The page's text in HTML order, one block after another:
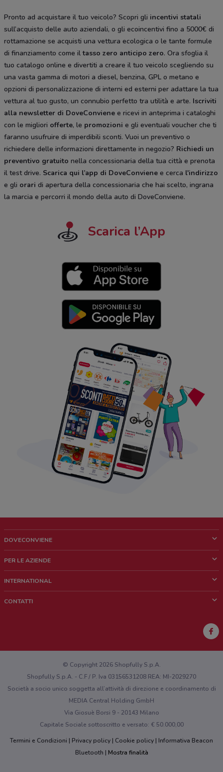
Pronto ad acquistare il tuo veicolo? Scopri gli incentivi statali
sull’acquisto delle auto aziendali, o gli ecoincentivi fino a 5000€ di
rottamazione se acquisti una vettura ecologica o le tante formule
di finanziamento come iltasso zero anticipo zero. Ora sfoglia il
tuo catalogo online e divertiti a creare il tuo veicolo scegliendo su
una vasta gamma di motori a diesel, benzina, GPL o metano e
opzioni di personalizzazione di interni ed esterni per adattare la tua
vettura al tuo gusto, un connubio perfetto tra utilità e arte. Iscriviti
alla newsletter di DoveConviene e ricevi in anteprima i cataloghi
con le migliori offerte, le promozioni e gli eventuali voucher che ti
faranno usufruire di imperdibili sconti. Vuoi un preventivo o
richiedere delle informazioni direttamente in negozio? Richiedi un
preventivo gratuito nella concessionaria della tua città e prenota
il test drive. Scarica qui l’app di DoveConviene e cerca l'indirizzo
e gli orari di apertura della concessionaria che hai scelto, ingrana
la marcia e percorri il mondo della auto di DoveConviene.
Scarica l’App
DOVECONVIENE
Chi siamo
Lavora con noi
PER LE AZIENDE
Richieste commerciali e marketing
INTERNATIONAL
CONTATTI
Hai un malfunzionamento sul web o sull'app?
© Copyright 2026 Shopfully S.p.A.
Shopfully S.p.A. - C.F / P. Iva 03156531208 REA: MI-2029270
Società a socio unico soggetta all’attività di direzione e coordinamento di
MEDIA Central Holding GmbH
Via Giosuè Borsi 9 - 20143 Milano
Capitale Sociale sottoscritto e versato: € 50.000,00
Termini e Condizioni
Privacy policy Cookie policy
Informativa Beacon
Bluetooth
Mostra finalità